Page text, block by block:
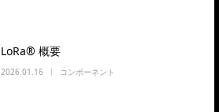
LoRa® 概要
2026.01.16 コンポーネント